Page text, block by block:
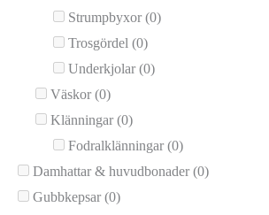
Strumpbyxor (0)
Trosgördel (0)
Underkjolar (0)
Väskor (0)
Klänningar (0)
Fodralklänningar (0)
Damhattar & huvudbonader (0)
Gubbkepsar (0)